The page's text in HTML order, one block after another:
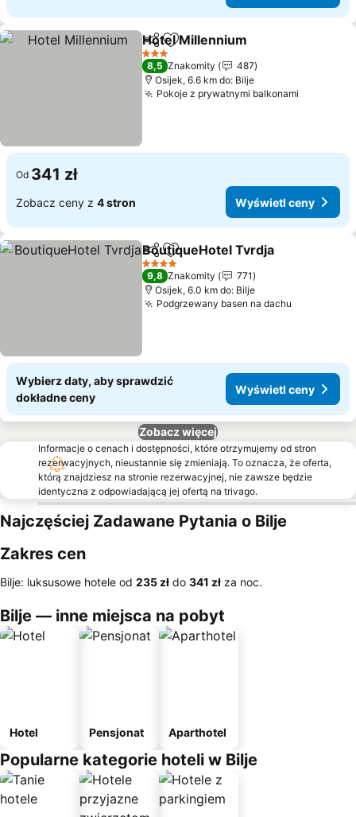
Udostępnij
Dodaj do ulubionych
Hotel Millennium
3 Kategoria
8,5 Znakomity
487
Osijek, 6.6 km do: Bilje
Pokoje z prywatnymi balkonami
Od 341 zł
Zobacz ceny z 4 stron Wyświetl ceny
Udostępnij
Dodaj do ulubionych
BoutiqueHotel Tvrdja
4 Kategoria
9,8 Znakomity
771
Osijek, 6.0 km do: Bilje
Podgrzewany basen na dachu
Wybierz daty, aby sprawdzić
dokładne ceny
Wyświetl ceny
Zobacz więcej
Informacje o cenach i dostępności, które otrzymujemy od stron
rezerwacyjnych, nieustannie się zmieniają. To oznacza, że oferta,
którą znajdziesz na stronie rezerwacyjnej, nie zawsze będzie
identyczna z odpowiadającą jej ofertą na trivago.
Najczęściej Zadawane Pytania o Bilje
Zakres cen
Bilje: luksusowe hotele od ‎235 zł do ‎341 zł za noc.
Bilje — inne miejsca na pobyt
Hotel Pensjonat Aparthotel
Popularne kategorie hoteli w Bilje